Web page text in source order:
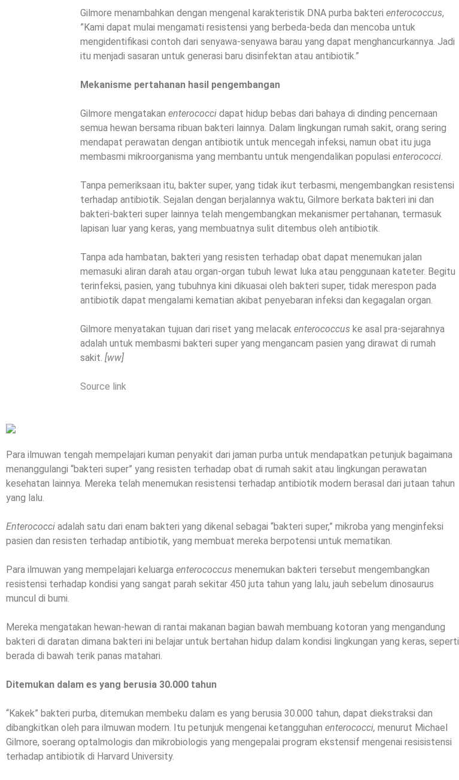
Gilmore menambahkan dengan mengenal karakteristik DNA purba bakterienterococcus,
”Kami dapat mulai mengamati resistensi yang berbeda-beda dan mencoba untuk
mengidentifikasi contoh dari senyawa-senyawa barau yang dapat menghancurkannya. Jadi
itu menjadi sasaran untuk generasi baru disinfektan atau antibiotik.”
Mekanisme pertahanan hasil pengembangan
Gilmore mengatakanenterococcidapat hidup bebas dari bahaya di dinding pencernaan
semua hewan bersama ribuan bakteri lainnya. Dalam lingkungan rumah sakit, orang sering
mendapat perawatan dengan antibiotik untuk mencegah infeksi, namun obat itu juga
membasmi mikroorganisma yang membantu untuk mengendalikan populasienterococci.
Tanpa pemeriksaan itu, bakter super, yang tidak ikut terbasmi, mengembangkan resistensi
terhadap antibiotik. Sejalan dengan berjalannya waktu, Gilmore berkata bakteri ini dan
bakteri-bakteri super lainnya telah mengembangkan mekanismer pertahanan, termasuk
lapisan luar yang keras, yang membuatnya sulit ditembus oleh antibiotik.
Tanpa ada hambatan, bakteri yang resisten terhadap obat dapat menemukan jalan
memasuki aliran darah atau organ-organ tubuh lewat luka atau penggunaan kateter. Begitu
terinfeksi, pasien, yang tubuhnya kini dikuasai oleh bakteri super, tidak merespon pada
antibiotik dapat mengalami kematian akibat penyebaran infeksi dan kegagalan organ.
Gilmore menyatakan tujuan dari riset yang melacakenterococcus ke asal pra-sejarahnya
adalah untuk membasmi bakteri super yang mengancam pasien yang dirawat di rumah
sakit.[ww]
Source link
Para ilmuwan tengah mempelajari kuman penyakit dari jaman purba untuk mendapatkan petunjuk bagaimana
menanggulangi “bakteri super” yang resisten terhadap obat di rumah sakit atau lingkungan perawatan
kesehatan lainnya. Mereka telah menemukan resistensi terhadap antibiotik modern berasal dari jutaan tahun
yang lalu.
Enterococci adalah satu dari enam bakteri yang dikenal sebagai “bakteri super,” mikroba yang menginfeksi
pasien dan resisten terhadap antibiotik, yang membuat mereka berpotensi untuk mematikan.
Para ilmuwan yang mempelajari keluarga enterococcus menemukan bakteri tersebut mengembangkan
resistensi terhadap kondisi yang sangat parah sekitar 450 juta tahun yang lalu, jauh sebelum dinosaurus
muncul di bumi.
Mereka mengatakan hewan-hewan di rantai makanan bagian bawah membuang kotoran yang mengandung
bakteri di daratan dimana bakteri ini belajar untuk bertahan hidup dalam kondisi lingkungan yang keras, seperti
berada di bawah terik panas matahari.
Ditemukan dalam es yang berusia 30.000 tahun
“Kakek” bakteri purba, ditemukan membeku dalam es yang berusia 30.000 tahun, dapat diekstraksi dan
dibangkitkan oleh para ilmuwan modern. Itu petunjuk mengenai ketangguhan enterococci, menurut Michael
Gilmore, soerang optalmologis dan mikrobiologis yang mengepalai program ekstensif mengenai resisistensi
terhadap antibiotik di Harvard University.